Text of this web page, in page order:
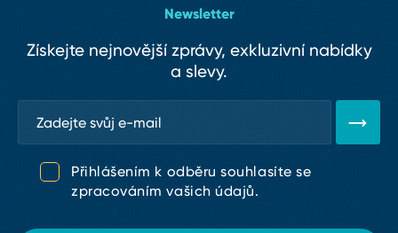
Newsletter
Získejte nejnovější zprávy, exkluzivní nabídky
a slevy.
Přihlášením k odběru souhlasíte se
zpracováním vašich údajů.